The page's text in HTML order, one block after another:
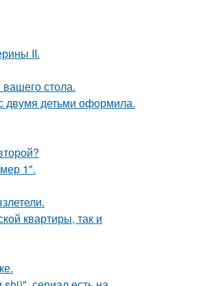
II.
стола.
двумя детьми оформила.
1".
квартиры, так и